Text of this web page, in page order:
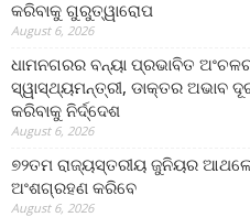
କରିବାକୁ ଗୁରୁତ୍ୱାରୋପ
August 6, 2026
ଧାମନଗରର ବନ୍ୟା ପ୍ରଭାବିତ
ସ୍ୱାସ୍ଥ୍ୟମନ୍ତ୍ରୀ, ଡାକ୍ତର ଅଭାବ
କରିବାକୁ ନିର୍ଦ୍ଦେଶ
August 6, 2026
୭୨ତମ ରାଜ୍ୟସ୍ତରୀୟ ଜୁନିୟର
ଅଂଶଗ୍ରହଣ କରିବେ
August 6, 2026